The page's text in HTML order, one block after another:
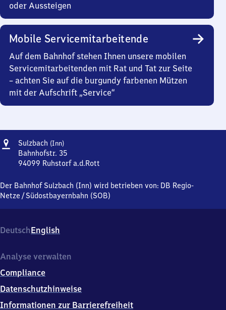
oder Aussteigen
Mobile Servicemitarbeitende
Auf dem Bahnhof stehen Ihnen unsere mobilen
Servicemitarbeitenden mit Rat und Tat zur Seite
– achten Sie auf die burgundy farbenen Mützen
mit der Aufschrift „Service“
Adresse
Sulzbach (Inn)Sulzbach
(Inn)
Bahnhofstr. 35
94099 Ruhstorf a.d.Rott
(Inn),
Bahnhofstr.
0
9
Ruhstorf
a.d.Rott
Der Bahnhof Sulzbach (Inn) wird betrieben von: DB Regio-
Netze /Südostbayernbahn (SOB)
DeutschEnglish
Analyse verwalten
Compliance
Datenschutzhinweise
Informationen zur Barrierefreiheit